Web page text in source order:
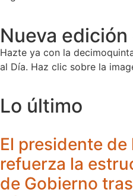
Nueva
Hazte ya con la
al Día. Haz clic sobre la
Lo último
El presidente
refuerza la
de Gobierno